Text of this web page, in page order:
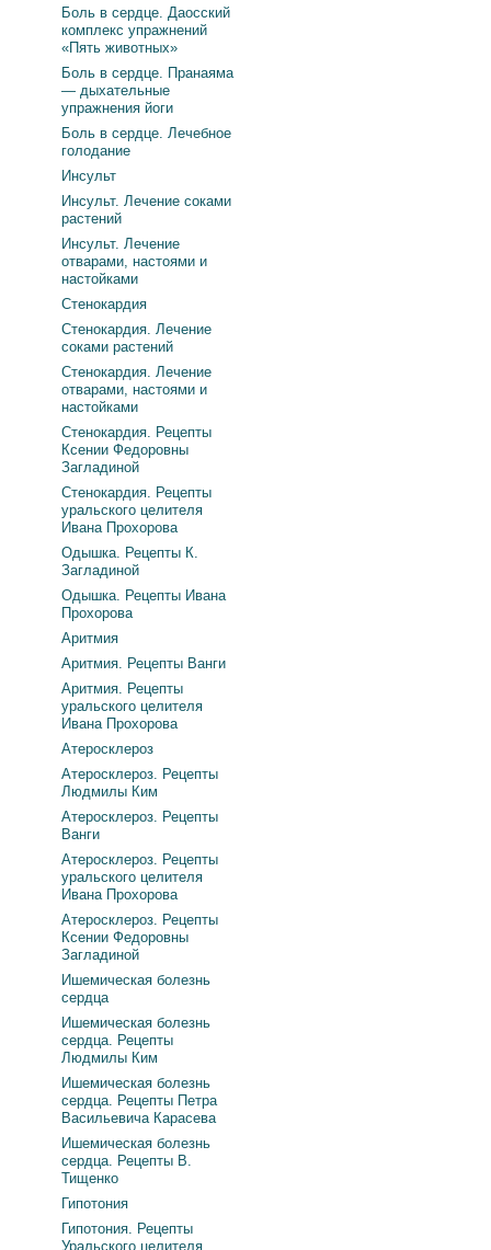
Боль в сердце. Даосский
комплекс упражнений
«Пять животных»
Боль в сердце. Пранаяма
— дыхательные
упражнения йоги
Боль в сердце. Лечебное
голодание
Инсульт
Инсульт. Лечение соками
растений
Инсульт. Лечение
отварами, настоями и
настойками
Стенокардия
Стенокардия. Лечение
соками растений
Стенокардия. Лечение
отварами, настоями и
настойками
Стенокардия. Рецепты
Ксении Федоровны
Загладиной
Стенокардия. Рецепты
уральского целителя
Ивана Прохорова
Одышка. Рецепты К.
Загладиной
Одышка. Рецепты Ивана
Прохорова
Аритмия
Аритмия. Рецепты Ванги
Аритмия. Рецепты
уральского целителя
Ивана Прохорова
Атеросклероз
Атеросклероз. Рецепты
Людмилы Ким
Атеросклероз. Рецепты
Ванги
Атеросклероз. Рецепты
уральского целителя
Ивана Прохорова
Атеросклероз. Рецепты
Ксении Федоровны
Загладиной
Ишемическая болезнь
сердца
Ишемическая болезнь
сердца. Рецепты
Людмилы Ким
Ишемическая болезнь
сердца. Рецепты Петра
Васильевича Карасева
Ишемическая болезнь
сердца. Рецепты В.
Тищенко
Гипотония
Гипотония. Рецепты
Уральского целителя